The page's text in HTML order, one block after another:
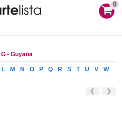
0
G - Guyana
L M N O P Q R S T U V
W